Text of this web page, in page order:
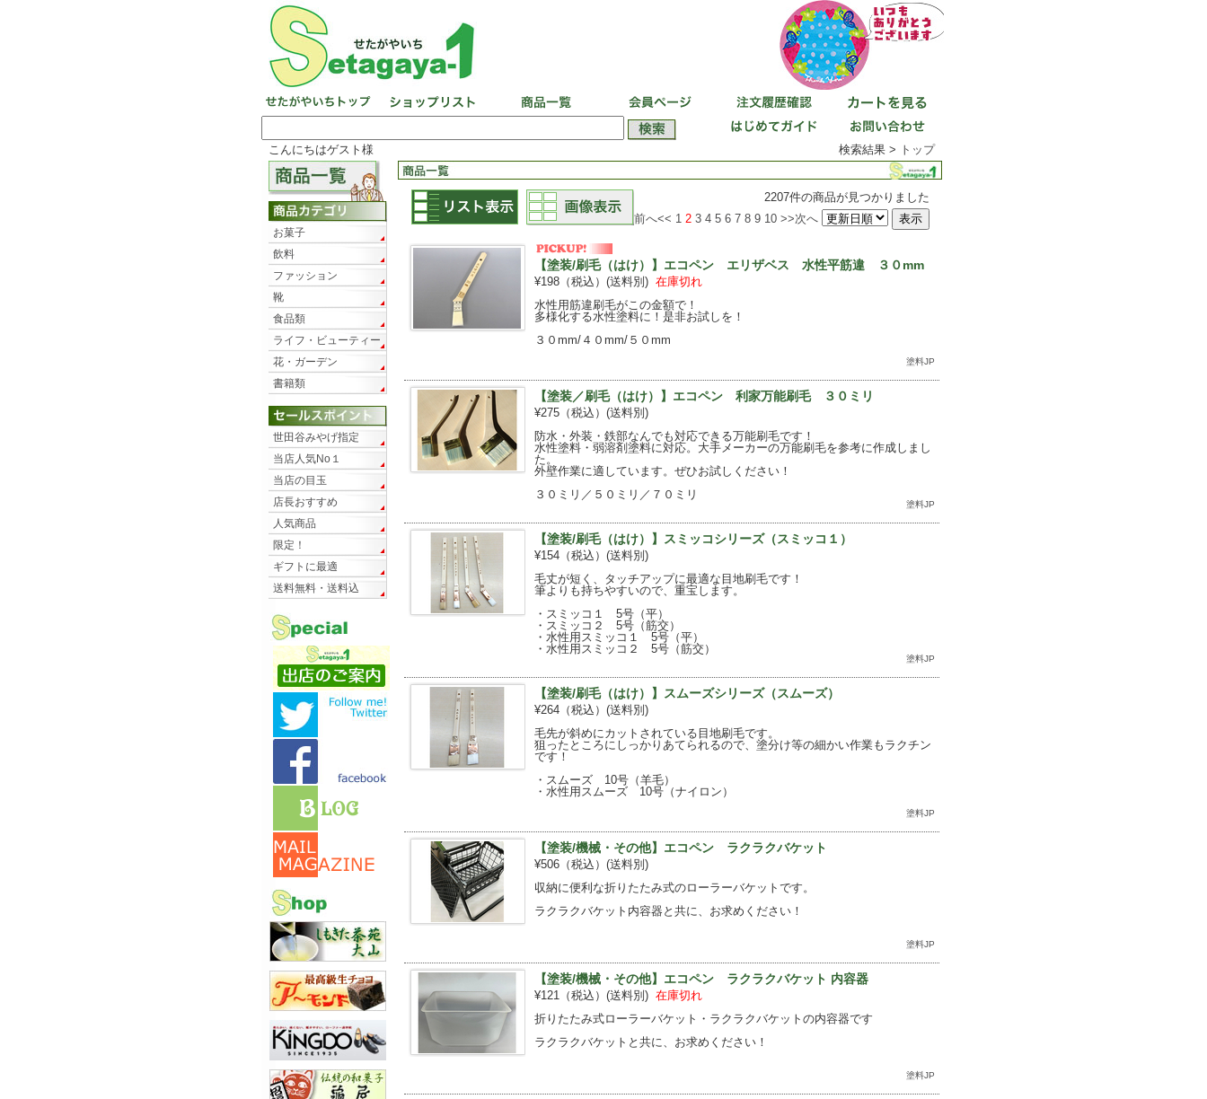
こんにちはゲスト様 検索結果 > トップ
2207件の商品が見つかりました
前へ<< 1 2 3 4 5 6 7 8 9 10 >>次へ
【塗装/刷毛（はけ）】エコペン エリザベス 水性平筋違 ３０mm
¥198（税込） (送料別) 在庫切れ
水性用筋違刷毛がこの金額で！
多様化する水性塗料に！是非お試しを！
３０mm/４０mm/５０mm
塗料JP
【塗装／刷毛（はけ）】エコペン 利家万能刷毛 ３０ミリ
¥275（税込） (送料別)
防水・外装・鉄部なんでも対応できる万能刷毛です！
水性塗料・弱溶剤塗料に対応。大手メーカーの万能刷毛を参考に作成しまし
た。
外壁作業に適しています。ぜひお試しください！
３０ミリ／５０ミリ／７０ミリ
塗料JP
【塗装/刷毛（はけ）】スミッコシリーズ（スミッコ１）
¥154（税込） (送料別)
毛丈が短く、タッチアップに最適な目地刷毛です！
筆よりも持ちやすいので、重宝します。
・スミッコ１ 5号（平）
・スミッコ２ 5号（筋交）
・水性用スミッコ１ 5号（平）
・水性用スミッコ２ 5号（筋交）
塗料JP
【塗装/刷毛（はけ）】スムーズシリーズ（スムーズ）
¥264（税込） (送料別)
毛先が斜めにカットされている目地刷毛です。
狙ったところにしっかりあてられるので、塗分け等の細かい作業もラクチン
です！
・スムーズ 10号（羊毛）
・水性用スムーズ 10号（ナイロン）
塗料JP
【塗装/機械・その他】エコペン ラクラクバケット
¥506（税込） (送料別)
収納に便利な折りたたみ式のローラーバケットです。
ラクラクバケット内容器と共に、お求めください！
塗料JP
【塗装/機械・その他】エコペン ラクラクバケット 内容器
¥121（税込） (送料別) 在庫切れ
折りたたみ式ローラーバケット・ラクラクバケットの内容器です
ラクラクバケットと共に、お求めください！
塗料JP
お菓子
飲料
ファッション
靴
食品類
ライフ・ビューティー
花・ガーデン
書籍類
世田谷みやげ指定
当店人気No１
当店の目玉
店長おすすめ
人気商品
限定！
ギフトに最適
送料無料・送料込